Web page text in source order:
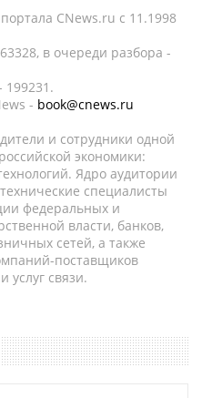
CNews.ru c 11.1998
в очереди разбора -
199231.
- book@cnews.ru
и сотрудники одной
экономики:
Ядро аудитории
специалисты
федеральных и
власти, банков,
сетей, а также
поставщиков
услуг связи.